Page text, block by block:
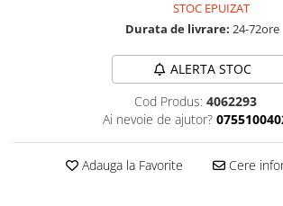
STOC EPUIZAT
Durata de livrare: 24-72ore
ALERTA STOC
Cod Produs: 4062293
Ai nevoie de ajutor?
Adauga la Favorite Cere